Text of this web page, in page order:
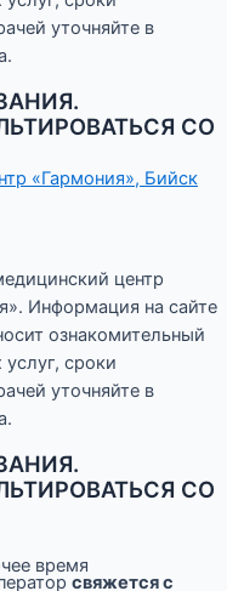
уточняйте в
СО
центр
Информация на сайте
ознакомительный
сроки
уточняйте в
СО
время
свяжется с